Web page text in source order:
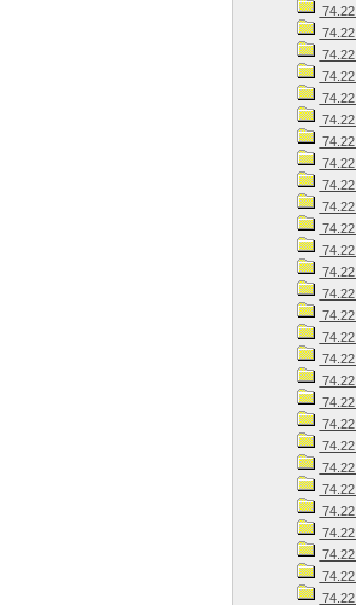
74.22
74.22